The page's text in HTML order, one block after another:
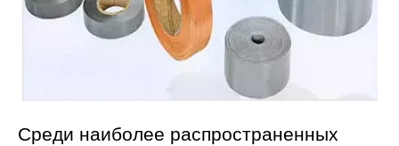
Среди наиболее распространенных